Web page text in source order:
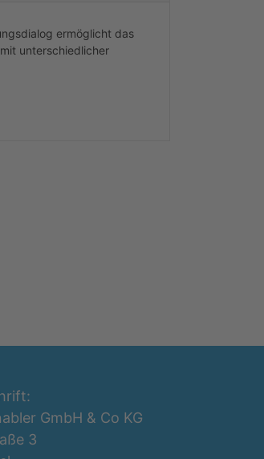
ermöglicht das
unterschiedlicher
GmbH & Co KG
3